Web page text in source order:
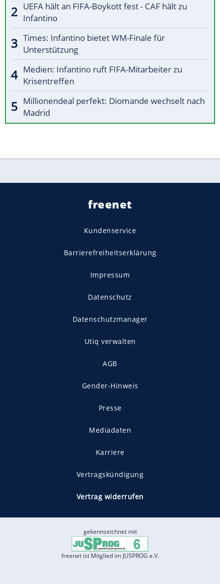
UEFA hält an FIFA-Boykott fest - CAF hält zu
Infantino
Times: Infantino bietet WM-Finale für
Unterstützung
Medien: Infantino ruft FIFA-Mitarbeiter zu
Krisentreffen
Millionendeal perfekt: Diomande wechselt nach
Madrid
freenet
Kundenservice
Barrierefreiheitserklärung
Impressum
Datenschutz
Datenschutzmanager
Utiq verwalten
AGB
Gender-Hinweis
Presse
Mediadaten
Karriere
Vertragskündigung
Vertrag widerrufen
gekennzeichnet mit
freenet ist Mitglied im JUSPROG e.V.